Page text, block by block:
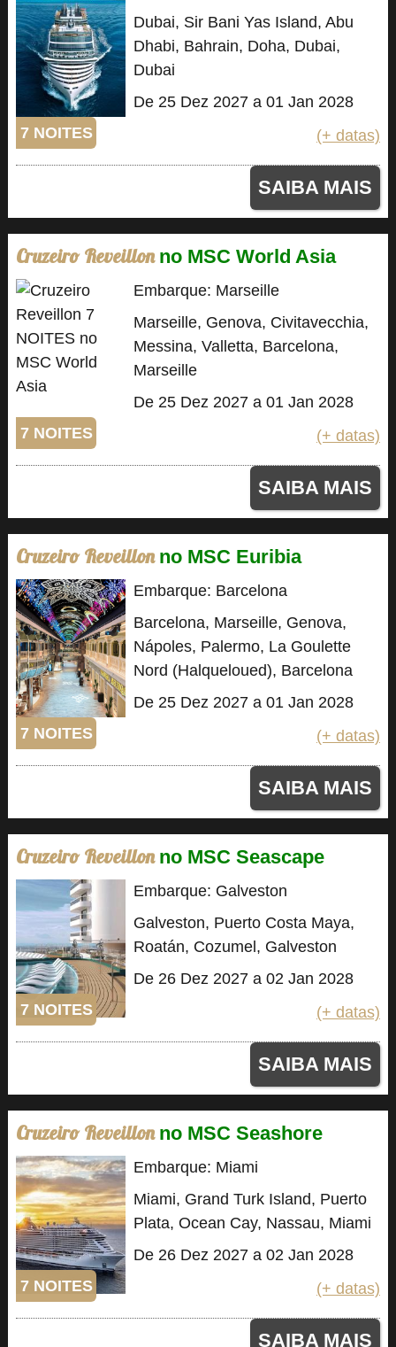
7 NOITES
Dubai, Sir Bani Yas Island, Abu
Dhabi, Bahrain, Doha, Dubai,
Dubai
De 25 Dez 2027 a 01 Jan 2028
(+ datas)
SAIBA MAIS
Cruzeiro Reveillon no MSC World Asia
7 NOITES
Embarque: Marseille
Marseille, Genova, Civitavecchia,
Messina, Valletta, Barcelona,
Marseille
De 25 Dez 2027 a 01 Jan 2028
(+ datas)
SAIBA MAIS
Cruzeiro Reveillon no MSC Euribia
7 NOITES
Embarque: Barcelona
Barcelona, Marseille, Genova,
Nápoles, Palermo, La Goulette
Nord (Halqueloued), Barcelona
De 25 Dez 2027 a 01 Jan 2028
(+ datas)
SAIBA MAIS
Cruzeiro Reveillon no MSC Seascape
7 NOITES
Embarque: Galveston
Galveston, Puerto Costa Maya,
Roatán, Cozumel, Galveston
De 26 Dez 2027 a 02 Jan 2028
(+ datas)
SAIBA MAIS
Cruzeiro Reveillon no MSC Seashore
7 NOITES
Embarque: Miami
Miami, Grand Turk Island, Puerto
Plata, Ocean Cay, Nassau, Miami
De 26 Dez 2027 a 02 Jan 2028
(+ datas)
SAIBA MAIS